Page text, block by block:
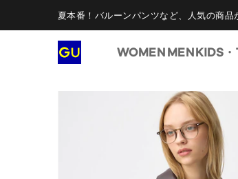
夏本番！バルーンパンツなど、人気の商品
WOMEN MENKIDS